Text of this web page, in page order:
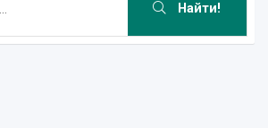
Найти!